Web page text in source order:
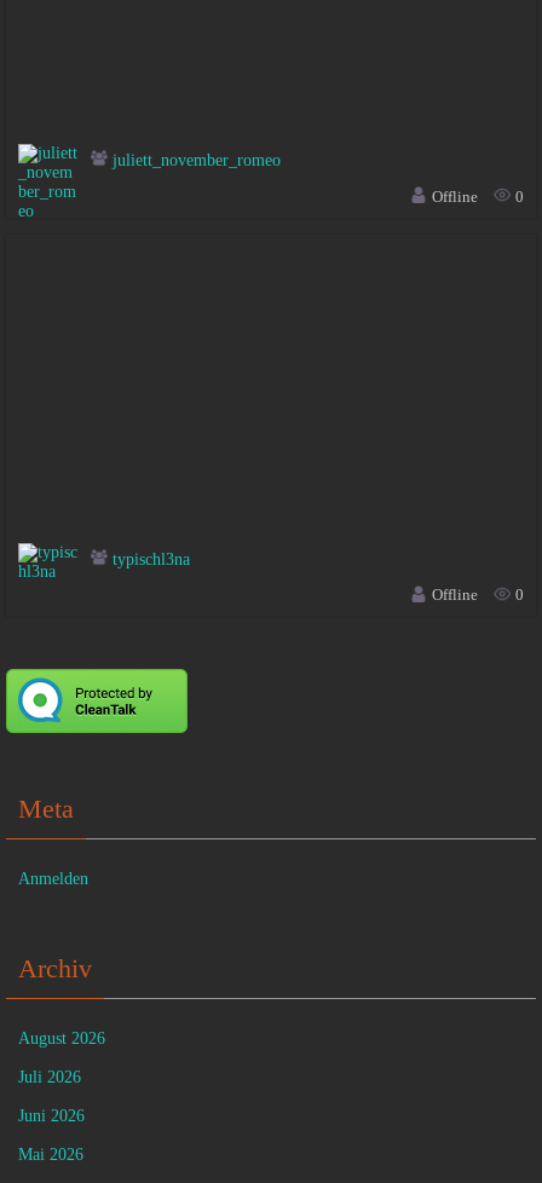
juliett_november_romeo
Offline
0
typischl3na
Offline
0
Meta
Anmelden
Archiv
August 2026
Juli 2026
Juni 2026
Mai 2026